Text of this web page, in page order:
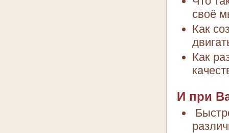
своё
Как
Как
И при